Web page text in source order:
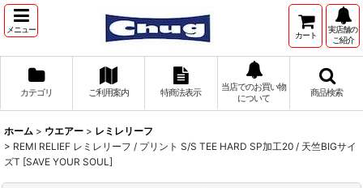
メニュー
カート
実店舗の
ご紹介
カテゴリ ご利用案内 特商法表示
当店でのお買い物
について
商品検索
ホーム > ウエアー > レミレリーフ
> REMI RELIEF レミレリーフ / プリント S/S TEE HARD SP加工20 / 天竺BIGサイ
ズT [SAVE YOUR SOUL]